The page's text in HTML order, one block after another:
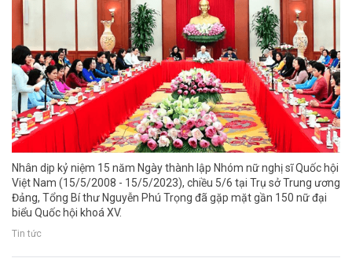
Nhân dịp kỷ niệm 15 năm Ngày thành lập Nhóm nữ nghị sĩ Quốc hội
Việt Nam (15/5/2008 - 15/5/2023), chiều 5/6 tại Trụ sở Trung ương
Đảng, Tổng Bí thư Nguyễn Phú Trọng đã gặp mặt gần 150 nữ đại
biểu Quốc hội khoá XV.
Tin tức